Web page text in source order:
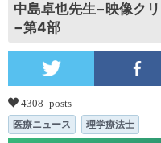
中島卓也先生−映像ク
−第4部
4308 posts
医療ニュース 理学療法士